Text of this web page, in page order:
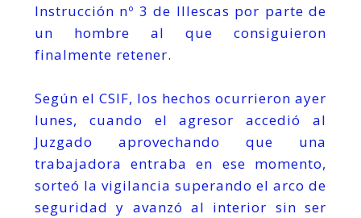
Instrucción nº 3 de Illescas por parte de
un hombre al que consiguieron
finalmente retener.
Según el CSIF, los hechos ocurrieron ayer
lunes, cuando el agresor accedió al
Juzgado aprovechando que una
trabajadora entraba en ese momento,
sorteó la vigilancia superando el arco de
seguridad y avanzó al interior sin ser